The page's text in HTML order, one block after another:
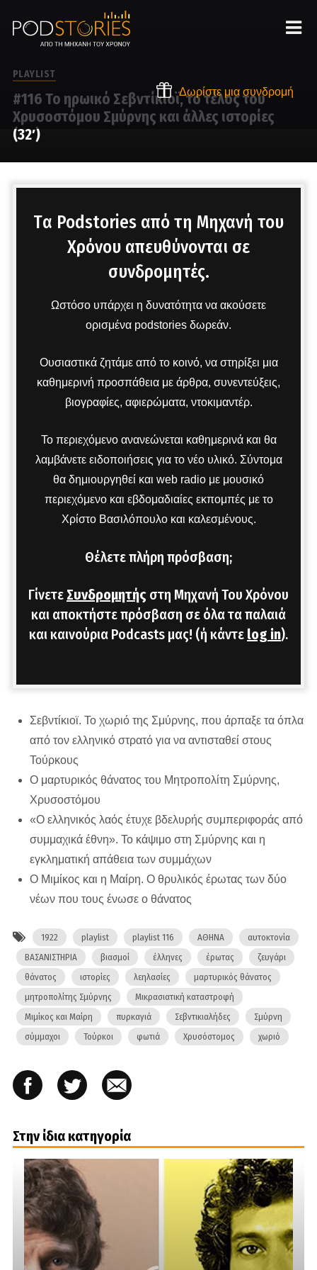
Δωρίστε μια συνδρομή
PLAYLIST
#116 Το ηρωικό Σεβντίκιοϊ, το τέλος του
Χρυσοστόμου Σμύρνης και άλλες ιστορίες
(32′)
Tα Podstories από τη Μηχανή του
Χρόνου απευθύνονται σε
συνδρομητές.
Ωστόσο υπάρχει η δυνατότητα να ακούσετε
ορισμένα podstories δωρεάν.
Ουσιαστικά ζητάμε από το κοινό, να στηρίξει μια
καθημερινή προσπάθεια με άρθρα, συνεντεύξεις,
βιογραφίες, αφιερώματα, ντοκιμαντέρ.
Το περιεχόμενο ανανεώνεται καθημερινά και θα
λαμβάνετε ειδοποιήσεις για το νέο υλικό. Σύντομα
θα δημιουργηθεί και web radio με μουσικό
περιεχόμενο και εβδομαδιαίες εκπομπές με το
Χρίστο Βασιλόπουλο και καλεσμένους.
Θέλετε πλήρη πρόσβαση;
Γίνετε Συνδρομητής στη Μηχανή Του Χρόνου
και αποκτήστε πρόσβαση σε όλα τα παλαιά
και καινούρια Podcasts μας! (ή κάντε log in).
Σεβντίκιοϊ. Το χωριό της Σμύρνης, που άρπαξε τα όπλα
από τον ελληνικό στρατό για να αντισταθεί στους
Τούρκους
Ο μαρτυρικός θάνατος του Μητροπολίτη Σμύρνης,
Χρυσοστόμου
«Ο ελληνικός λαός έτυχε βδελυρής συμπεριφοράς από
συμμαχικά έθνη». Το κάψιμο στη Σμύρνης και η
εγκληματική απάθεια των συμμάχων
Ο Μιμίκος και η Μαίρη. Ο θρυλικός έρωτας των δύο
νέων που τους ένωσε ο θάνατος
1922 playlist playlist 116 ΑΘΗΝΑ
αυτοκτονία
ΒΑΣΑΝΙΣΤΗΡΙΑ
βιασμοί έλληνες έρωτας
ζευγάρι
θάνατος
ιστορίες λεηλασίες
μαρτυρικός θάνατος
μητροπολίτης Σμύρνης
Μικρασιατική καταστροφή
Μιμίκος και Μαίρη
πυρκαγιά Σεβντικιαλήδες
Σμύρνη
σύμμαχοι
Τούρκοι φωτιά Χρυσόστομος χωριό
Στην ίδια κατηγορία